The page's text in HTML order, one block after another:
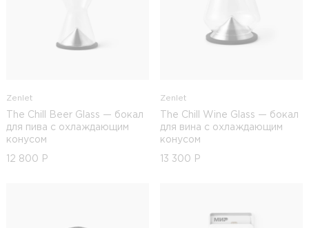
Zenlet
The Chill Beer Glass — бокал
для пива с охлаждающим
конусом
12 800 Р
Zenlet
The Chill Wine Glass — бокал
для вина с охлаждающим
конусом
13 300 Р